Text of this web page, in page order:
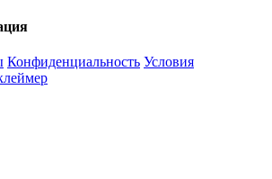
Конфиденциальность Условия